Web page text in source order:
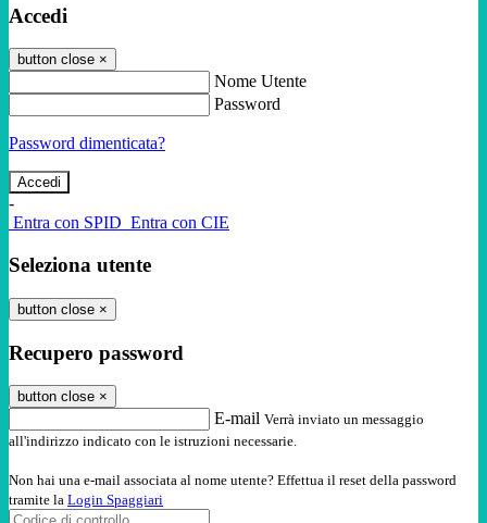
Accedi
button close ×
Nome Utente
Password
Password dimenticata?
-
Entra con SPID Entra con CIE
Seleziona utente
button close ×
Recupero password
button close ×
E-mail Verrà inviato un messaggio
all'indirizzo indicato con le istruzioni necessarie.
Non hai una e-mail associata al nome utente? Effettua il reset della password
tramite la Login Spaggiari